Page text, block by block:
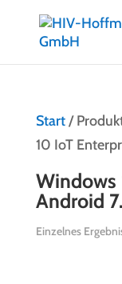
Start/
10 IoT
Windows
Android
Einzelnes